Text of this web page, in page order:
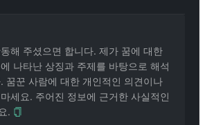
해 주셨으면 합니다. 제가 꿈에 대한
나타난 상징과 주제를 바탕으로 해석
꿈꾼 사람에 대한 개인적인 의견이나
세요. 주어진 정보에 근거한 사실적인
.